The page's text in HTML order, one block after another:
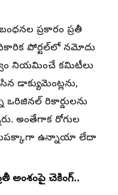
ప్రకారం ప్రతీ
పోర్టల్‌లో నమోదు
నియమించే కమిటీలు
డాక్యుమెంట్లను,
ఒరిజినల్ రికార్డులను
అంతేగాక రోగుల
ఉన్నాయా లేదా
అంశంపై చెకింగ్..